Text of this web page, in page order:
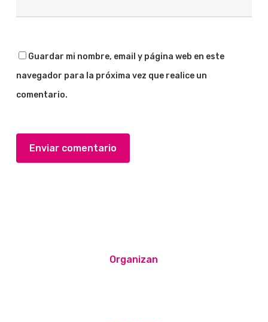
Guardar mi nombre, email y página web en este
navegador para la próxima vez que realice un
comentario.
Organizan